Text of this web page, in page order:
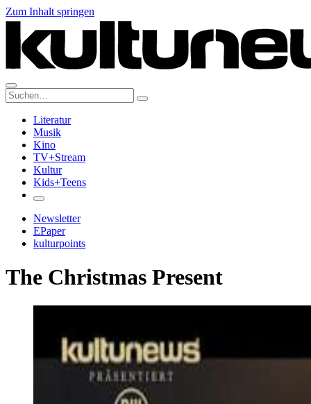
Zum Inhalt springen
Suche:
Literatur
Musik
Kino
TV+Stream
Kultur
Kids+Teens
Newsletter
EPaper
kulturpoints
The Christmas Present